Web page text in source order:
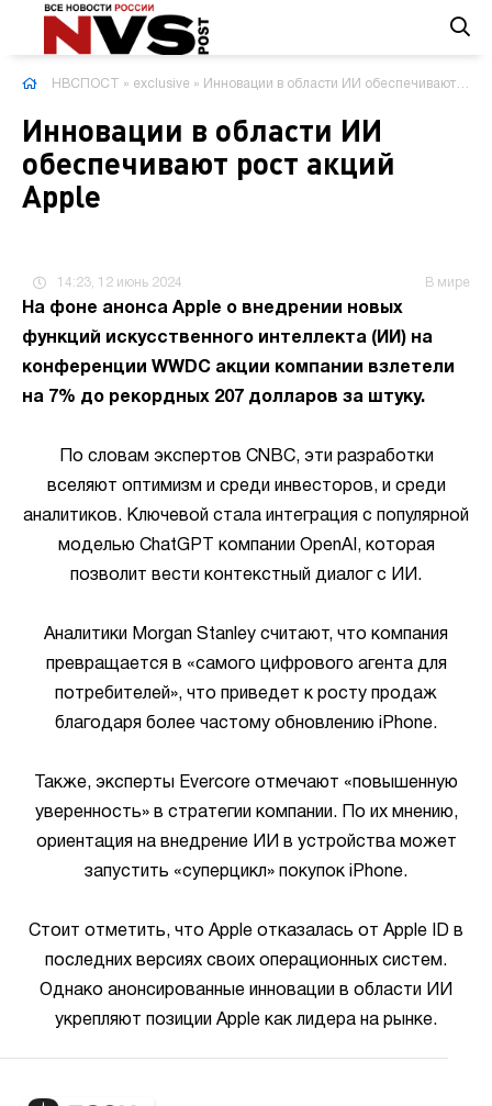
НВСПОСТ » exclusive » Инновации в области ИИ обеспечивают рост акций Apple
Инновации в области ИИ
обеспечивают рост акций
Apple
14:23, 12 июнь 2024 В мире
На фоне анонса Apple о внедрении новых
функций искусственного интеллекта (ИИ) на
конференции WWDC акции компании взлетели
на 7% до рекордных 207 долларов за штуку.
По словам экспертов CNBC, эти разработки
вселяют оптимизм и среди инвесторов, и среди
аналитиков. Ключевой стала интеграция с популярной
моделью ChatGPT компании OpenAI, которая
позволит вести контекстный диалог с ИИ.
Аналитики Morgan Stanley считают, что компания
превращается в «самого цифрового агента для
потребителей», что приведет к росту продаж
благодаря более частому обновлению iPhone.
Также, эксперты Evercore отмечают «повышенную
уверенность» в стратегии компании. По их мнению,
ориентация на внедрение ИИ в устройства может
запустить «суперцикл» покупок iPhone.
Стоит отметить, что Apple отказалась от Apple ID в
последних версиях своих операционных систем.
Однако анонсированные инновации в области ИИ
укрепляют позиции Apple как лидера на рынке.